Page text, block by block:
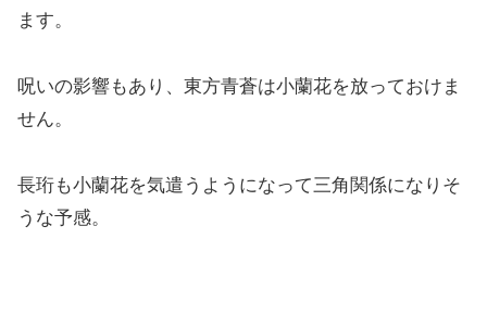
ます。
呪いの影響もあり、東方青蒼は小蘭花を放っておけま
せん。
長珩も小蘭花を気遣うようになって三角関係になりそ
うな予感。